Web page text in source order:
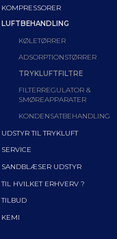
KOMPRESSORER
LUFTBEHANDLING
KØLETØRRER
ADSORPTIONSTØRRER
TRYKLUFTFILTRE
FILTERREGULATOR &
SMØREAPPARATER
KONDENSATBEHANDLING
UDSTYR TIL TRYKLUFT
SERVICE
SANDBLÆSER UDSTYR
TIL HVILKET ERHVERV ?
TILBUD
KEMI